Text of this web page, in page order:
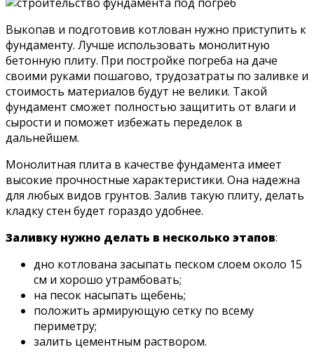
Выкопав и подготовив котлован нужно приступить к
фундаменту. Лучше использовать монолитную
бетонную плиту. При постройке погреба на даче
своими руками пошагово, трудозатраты по заливке и
стоимость материалов будут не велики. Такой
фундамент сможет полностью защитить от влаги и
сырости и поможет избежать переделок в
дальнейшем.
Монолитная плита в качестве фундамента имеет
высокие прочностные характеристики. Она надежна
для любых видов грунтов. Залив такую плиту, делать
кладку стен будет гораздо удобнее.
Заливку нужно делать в несколько этапов:
дно котлована засыпать песком слоем около 15
см и хорошо утрамбовать;
на песок насыпать щебень;
положить армирующую сетку по всему
периметру;
залить цементным раствором.